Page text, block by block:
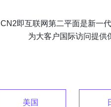
CN2即互联网第二平面是新一
为大客户国际访问提供
美国